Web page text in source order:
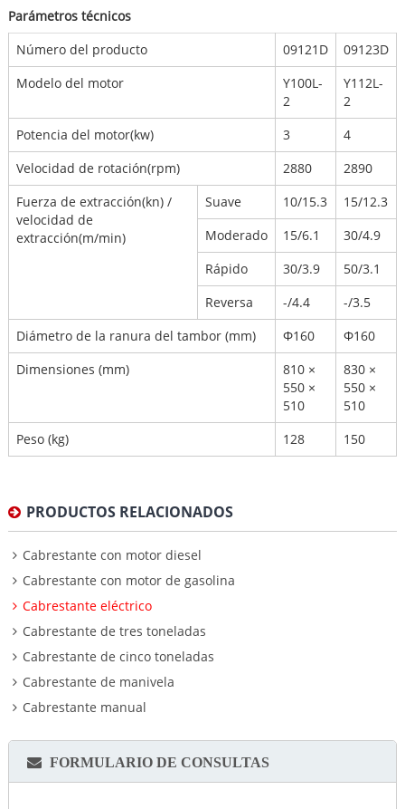
Parámetros técnicos
Número del producto
09121D
09123D
Modelo del motor
Y100L-
2
Y112L-
2
Potencia del motor(kw)
3
4
Velocidad de rotación(rpm)
2880
2890
Fuerza de extracción(kn) /
velocidad de
extracción(m/min)
Suave 10/15.3
15/12.3
Moderado
15/6.1
30/4.9
Rápido
30/3.9
50/3.1
Reversa
-/4.4
-/3.5
Diámetro de la ranura del tambor (mm)
Φ160
Φ160
Dimensiones (mm)
810 ×
550 ×
510
830 ×
550 ×
510
Peso (kg)
128 150
PRODUCTOS RELACIONADOS
Cabrestante con motor diesel
Cabrestante con motor de gasolina
Cabrestante eléctrico
Cabrestante de tres toneladas
Cabrestante de cinco toneladas
Cabrestante de manivela
Cabrestante manual
FORMULARIO DE CONSULTAS